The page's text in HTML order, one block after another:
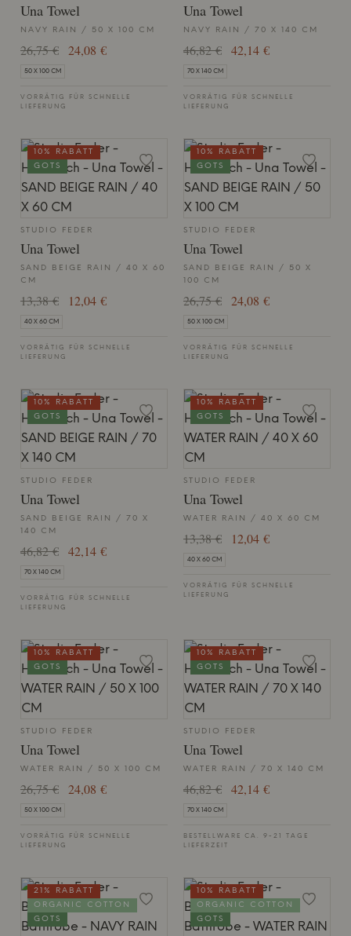
Una Towel
NAVY RAIN / 50 X 100 CM
26,75 € 24,08 €
50 X 100 CM
VORRÄTIG FÜR SCHNELLE
LIEFERUNG
Una Towel
NAVY RAIN / 70 X 140 CM
46,82 € 42,14 €
70 X 140 CM
VORRÄTIG FÜR SCHNELLE
LIEFERUNG
STUDIO FEDER
Una Towel
SAND BEIGE RAIN / 40 X 60
CM
13,38 € 12,04 €
40 X 60 CM
VORRÄTIG FÜR SCHNELLE
LIEFERUNG
10% RABATT
GOTS
STUDIO FEDER
Una Towel
SAND BEIGE RAIN / 50 X
100 CM
26,75 € 24,08 €
50 X 100 CM
VORRÄTIG FÜR SCHNELLE
LIEFERUNG
10% RABATT
GOTS
STUDIO FEDER
Una Towel
SAND BEIGE RAIN / 70 X
140 CM
46,82 € 42,14 €
70 X 140 CM
VORRÄTIG FÜR SCHNELLE
LIEFERUNG
10% RABATT
GOTS
STUDIO FEDER
Una Towel
WATER RAIN / 40 X 60 CM
13,38 € 12,04 €
40 X 60 CM
VORRÄTIG FÜR SCHNELLE
LIEFERUNG
10% RABATT
GOTS
STUDIO FEDER
Una Towel
WATER RAIN / 50 X 100 CM
26,75 € 24,08 €
50 X 100 CM
VORRÄTIG FÜR SCHNELLE
LIEFERUNG
10% RABATT
GOTS
STUDIO FEDER
Una Towel
WATER RAIN / 70 X 140 CM
46,82 € 42,14 €
70 X 140 CM
BESTELLWARE CA. 9-21 TAGE
LIEFERZEIT
10% RABATT
GOTS
21% RABATT
ORGANIC COTTON
GOTS
10% RABATT
ORGANIC COTTON
GOTS